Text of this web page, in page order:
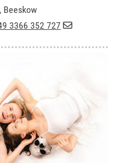
Beeskow
3366 352 727